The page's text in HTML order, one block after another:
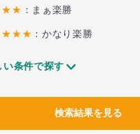
：まぁ楽勝
：かなり楽勝
い条件で探す
検索結果を見る